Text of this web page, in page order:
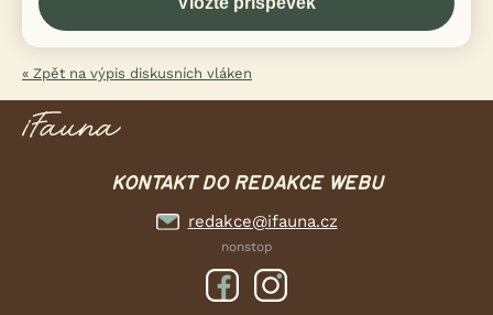
« Zpět na výpis diskusních vláken
KONTAKT DO REDAKCE WEBU
redakce@ifauna.cz
nonstop